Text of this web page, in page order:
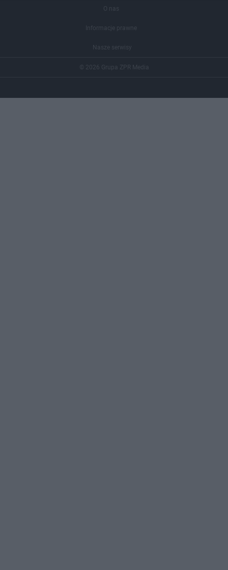
O nas
Informacje prawne
Nasze serwisy
© 2026 Grupa ZPR Media